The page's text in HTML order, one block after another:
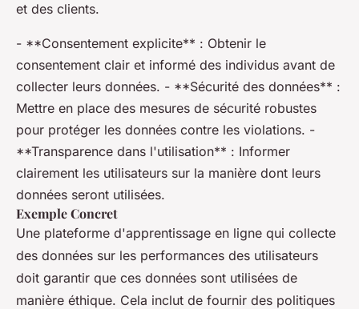
et des clients.
- **Consentement explicite** : Obtenir le
consentement clair et informé des individus avant de
collecter leurs données. - **Sécurité des données** :
Mettre en place des mesures de sécurité robustes
pour protéger les données contre les violations. -
**Transparence dans l'utilisation** : Informer
clairement les utilisateurs sur la manière dont leurs
données seront utilisées.
Exemple Concret
Une plateforme d'apprentissage en ligne qui collecte
des données sur les performances des utilisateurs
doit garantir que ces données sont utilisées de
manière éthique. Cela inclut de fournir des politiques